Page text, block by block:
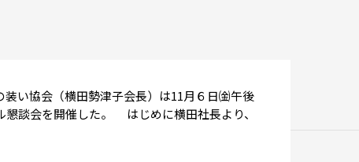
い協会（横田勢津子会長）は11月６日㈮午後
懇談会を開催した。 はじめに横田社長より、